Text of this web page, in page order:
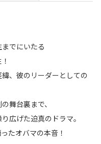
でにいたる
、彼のリーダーとしての
舞台裏まで、
広げた迫真のドラマ。
たオバマの本音！